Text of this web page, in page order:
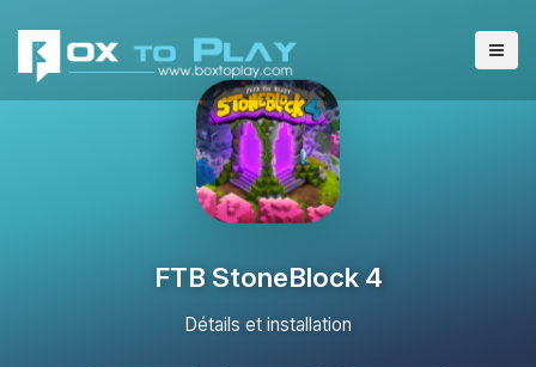
FTB StoneBlock 4
Détails et installation